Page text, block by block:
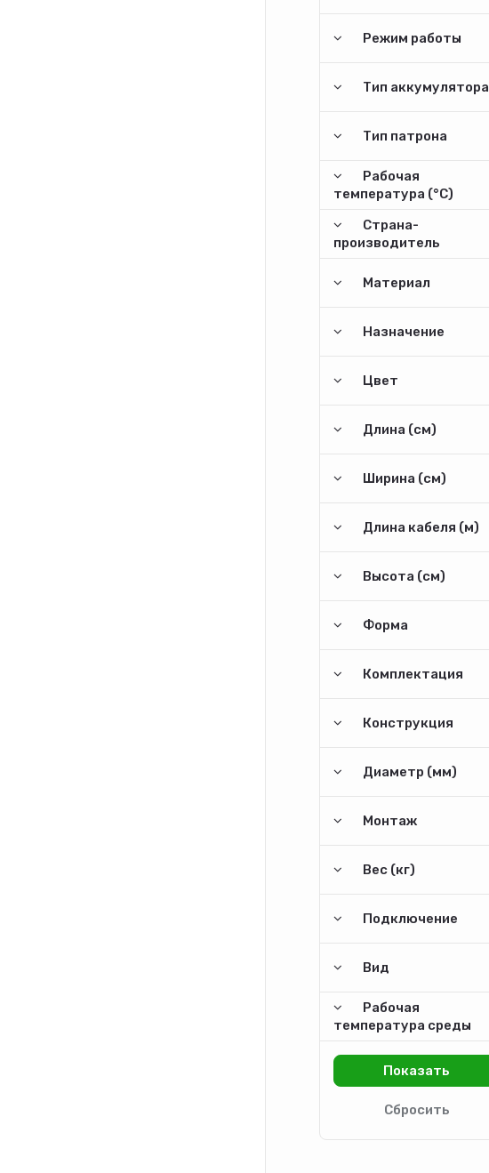
Режим работы
Тип аккумулятора
Тип патрона
Рабочая
температура (°С)
Страна-
производитель
Материал
Назначение
Цвет
Длина (см)
Ширина (см)
Длина кабеля (м)
Высота (см)
Форма
Комплектация
Конструкция
Диаметр (мм)
Монтаж
Вес (кг)
Подключение
Вид
Рабочая
температура среды